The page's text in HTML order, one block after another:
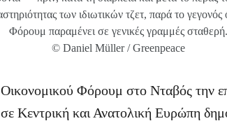
των ιδιωτικών τζετ, παρά το
Φόρουμ παραμένει σε γενικές γραμμές σταθερή.
© Daniel Müller / Greenpeace
Φόρουμ στο Νταβός την
Κεντρική και Ανατολική Ευρώπη